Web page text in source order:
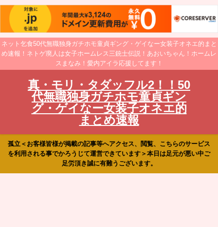
ネット乞食50代無職独身ガチホモ童貞ギング・ゲイなー女装子オネエ的まと
め速報！ネトゲ廃人は女子ホームレス三銃士伝説！あおいちゃん！ホームレ
スまなみ！愛内アイラ応援してます！
真・モリ・タダッフル2！！50
代無職独身ガチホモ童貞ギン
グ・ゲイなー女装子オネエ的
まとめ速報
孤立＜お客様皆様が掲載の記事等へアクセス、閲覧、こちらのサービス
を利用される事でかろうじて運営できています＞本日は足元が悪い中ご
足労頂き誠に有難うございます。